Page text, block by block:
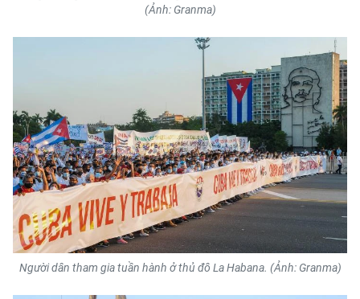
(Ảnh: Granma)
Người dân tham gia tuần hành ở thủ đô La Habana. (Ảnh: Granma)